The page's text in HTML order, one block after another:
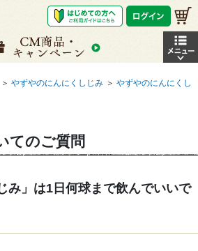
＞ やずやのにんにくしじみ ＞ やずやのにんにくし
てのご質問
み」は1日何球まで飲んでいいで